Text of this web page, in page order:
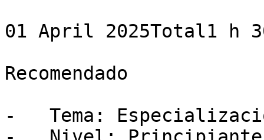
01 April 2025Total1 h
Recomendado
-   Tema: